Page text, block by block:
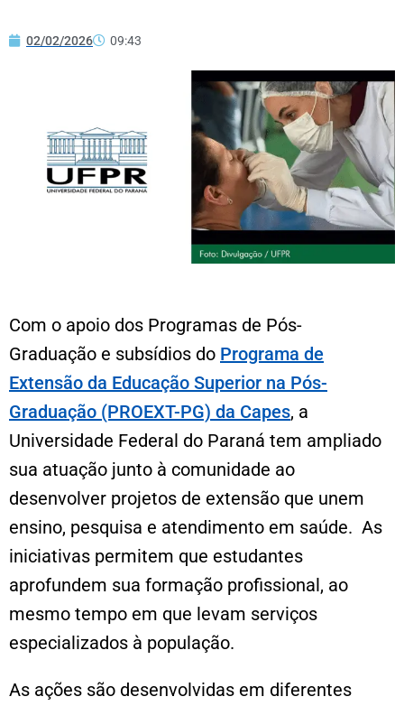
02/02/2026 09:43
Com o apoio dos Programas de Pós-
Graduação e subsídios do Programa de
Extensão da Educação Superior na Pós-
Graduação (PROEXT-PG) da Capes, a
Universidade Federal do Paraná tem ampliado
sua atuação junto à comunidade ao
desenvolver projetos de extensão que unem
ensino, pesquisa e atendimento em saúde. As
iniciativas permitem que estudantes
aprofundem sua formação profissional, ao
mesmo tempo em que levam serviços
especializados à população.
As ações são desenvolvidas em diferentes